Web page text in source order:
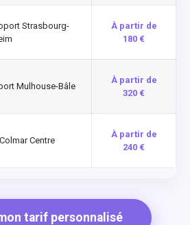
Strasbourg-
À partir de
180 €
Mulhouse-Bâle
À partir de
320 €
Centre
À partir de
240 €
tarif personnalisé